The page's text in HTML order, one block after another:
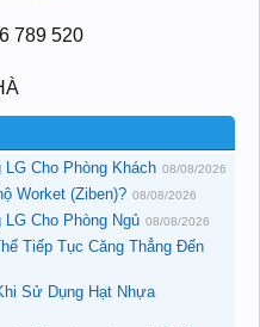
789 520
Cho Phòng Khách 08/08/2026
Worket (Ziben)? 08/08/2026
Cho Phòng Ngủ 08/08/2026
Tiếp Tục Căng Thẳng Đến
Sử Dụng Hạt Nhựa